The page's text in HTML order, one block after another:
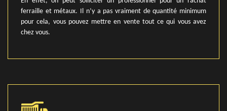
ferraille et métaux. Il n’y a pas vraiment de quantité minimum
pour cela, vous pouvez mettre en vente tout ce qui vous avez
chez vous.